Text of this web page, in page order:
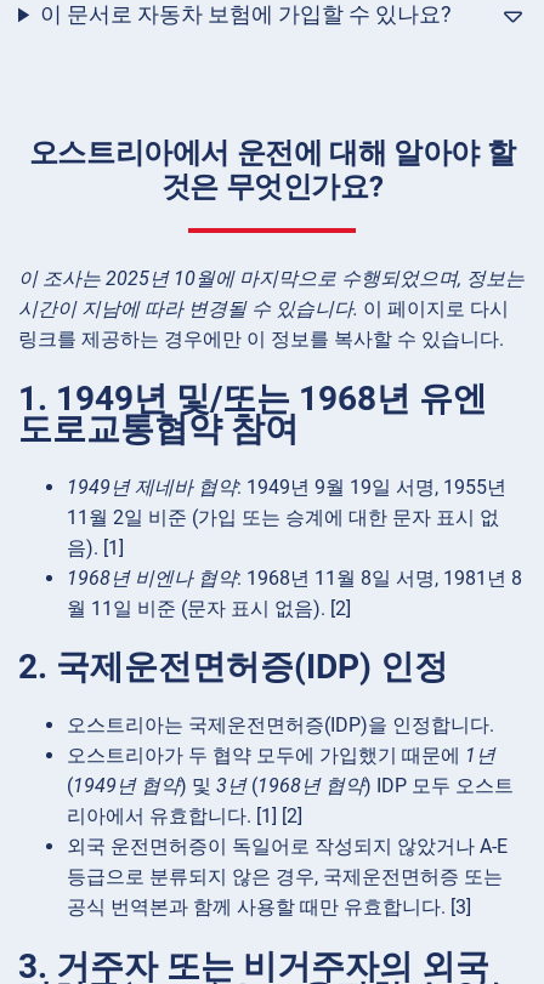
이 문서로 자동차 보험에 가입할 수 있나요?
오스트리아에서 운전에 대해 알아야 할
것은 무엇인가요?
이 조사는 2025년 10월에 마지막으로 수행되었으며, 정보는
시간이 지남에 따라 변경될 수 있습니다. 이 페이지로 다시
링크를 제공하는 경우에만 이 정보를 복사할 수 있습니다.
1. 1949년 및/또는 1968년 유엔
도로교통협약 참여
1949년 제네바 협약: 1949년 9월 19일 서명, 1955년
11월 2일 비준 (가입 또는 승계에 대한 문자 표시 없
음). [1]
1968년 비엔나 협약: 1968년 11월 8일 서명, 1981년 8
월 11일 비준 (문자 표시 없음). [2]
2. 국제운전면허증(IDP) 인정
오스트리아는 국제운전면허증(IDP)을 인정합니다.
오스트리아가 두 협약 모두에 가입했기 때문에 1년
(1949년 협약) 및 3년(1968년 협약) IDP 모두 오스트
리아에서 유효합니다. [1] [2]
외국 운전면허증이 독일어로 작성되지 않았거나 A-E
등급으로 분류되지 않은 경우, 국제운전면허증 또는
공식 번역본과 함께 사용할 때만 유효합니다. [3]
3. 거주자 또는 비거주자의 외국